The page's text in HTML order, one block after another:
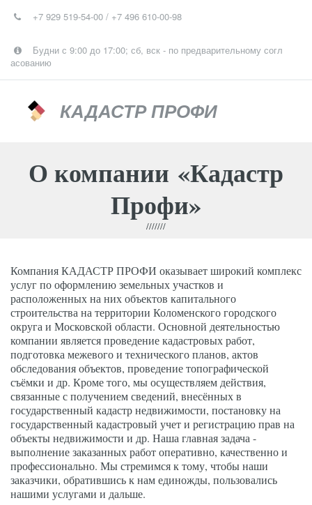
+7 929 519-54-00 / +7 496 610-00-98
Будни с 9:00 до 17:00; сб, вск - по предварительному согл
асованию
КАДАСТР ПРОФИ
О компании «Кадастр
Профи»
Компания КАДАСТР ПРОФИ оказывает широкий комплекс
услуг по оформлению земельных участков и
расположенных на них объектов капитального
строительства на территории Коломенского городского
округа и Московской области. Основной деятельностью
компании является проведение кадастровых работ,
подготовка межевого и технического планов, актов
обследования объектов, проведение топографической
съёмки и др. Кроме того, мы осуществляем действия,
связанные с получением сведений, внесённых в
государственный кадастр недвижимости, постановку на
государственный кадастровый учет и регистрацию прав на
объекты недвижимости и др. Наша главная задача -
выполнение заказанных работ оперативно, качественно и
профессионально. Мы стремимся к тому, чтобы наши
заказчики, обратившись к нам единожды, пользовались
нашими услугами и дальше.